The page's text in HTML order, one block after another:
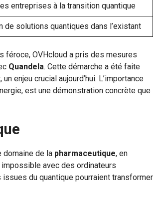
entreprises à la transition quantique
de solutions quantiques dans l’existant
féroce, OVHcloud a pris des mesures
Quandela. Cette démarche a été faite
enjeu crucial aujourd’hui. L’importance
est une démonstration concrète que
domaine de la pharmaceutique, en
avec des ordinateurs
du quantique pourraient transformer